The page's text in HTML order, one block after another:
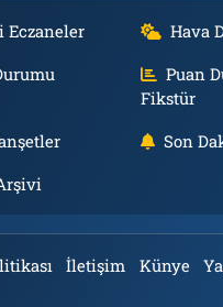
Eczaneler
Hava
Puan
Fikstür
Son
İletişim Künye